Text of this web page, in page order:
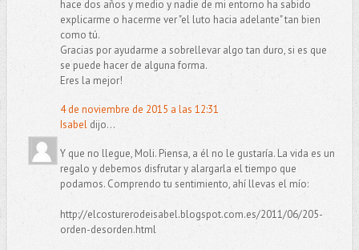
hace dos años y medio y nadie de mi entorno ha sabido
explicarme o hacerme ver "el luto hacia adelante" tan bien
como tú.
Gracias por ayudarme a sobrellevar algo tan duro, si es que
se puede hacer de alguna forma.
Eres la mejor!
4 de noviembre de 2015 a las 12:31
Isabel dijo...
Y que no llegue, Moli. Piensa, a él no le gustaría. La vida es un
regalo y debemos disfrutar y alargarla el tiempo que
podamos. Comprendo tu sentimiento, ahí llevas el mío:
http://elcosturerodeisabel.blogspot.com.es/2011/06/205-
orden-desorden.html